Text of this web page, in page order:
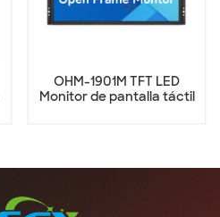
OHM-1901M TFT LED
Monitor de pantalla táctil